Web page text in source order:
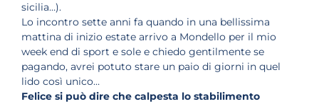
sicilia…).
Lo incontro sette anni fa quando in una bellissima
mattina di inizio estate arrivo a Mondello per il mio
week end di sport e sole e chiedo gentilmente se
pagando, avrei potuto stare un paio di giorni in quel
lido così unico…
Felice si può dire che calpesta lo stabilimento